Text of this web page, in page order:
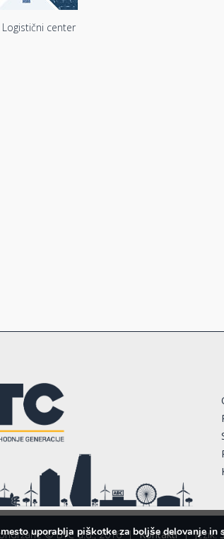
Logistični center
© BTC d.d., 2016 | Kontakti | Jezik:
uporablja piškotke za boljše delovanje